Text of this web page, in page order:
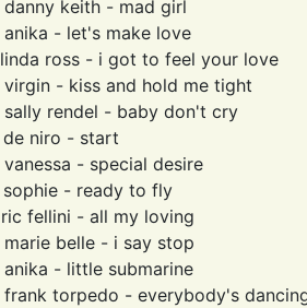
danny keith - mad girl
anika - let's make love
linda ross - i got to feel your love
virgin - kiss and hold me tight
sally rendel - baby don't cry
de niro - start
- special desire
sophie - ready to fly
ric fellini - all my loving
marie belle - i say stop
anika - little submarine
frank torpedo - everybody's